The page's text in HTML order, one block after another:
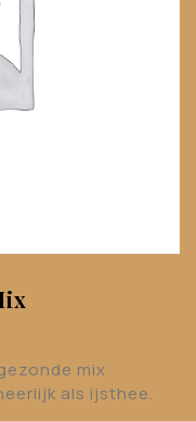
mix
als ijsthee.